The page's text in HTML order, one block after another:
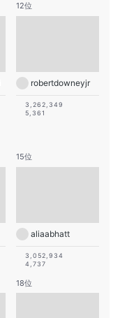
12位
robertdowneyjr
3,262,349
5,361
15位
aliaabhatt
3,052,934
4,737
18位